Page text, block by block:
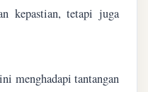
kepastian, tetapi juga
menghadapi tantangan